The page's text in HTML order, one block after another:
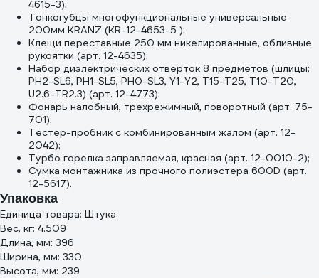
4615-3);
Тонкогубцы многофункциональные универсальные
200мм KRANZ (KR-12-4653-5 );
Клещи переставные 250 мм никелированные, обливные
рукоятки (арт. 12-4635);
Набор диэлектрических отверток 8 предметов (шлицы:
PH2-SL6, PH1-SL5, PH0-SL3, Y1-Y2, Т15-Т25, Т10-Т20,
U2.6-TR2.3) (арт. 12-4773);
Фонарь налобный, трехрежимный, поворотный (арт. 75-
701);
Тестер-пробник с комбинированным жалом (арт. 12-
2042);
Турбо горелка заправляемая, красная (арт. 12-0010-2);
Сумка монтажника из прочного полиэстера 600D (арт.
12-5617).
Упаковка
Единица товара: Штука
Вес, кг: 4.509
Длина, мм: 396
Ширина, мм: 330
Высота, мм: 239